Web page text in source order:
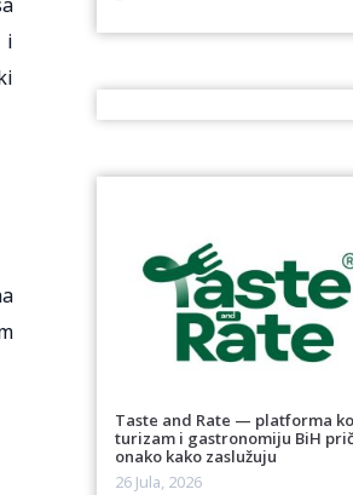
i
Taste and Rate — platforma
turizam i gastronomiju BiH
onako kako zaslužuju
26 Jula, 2026